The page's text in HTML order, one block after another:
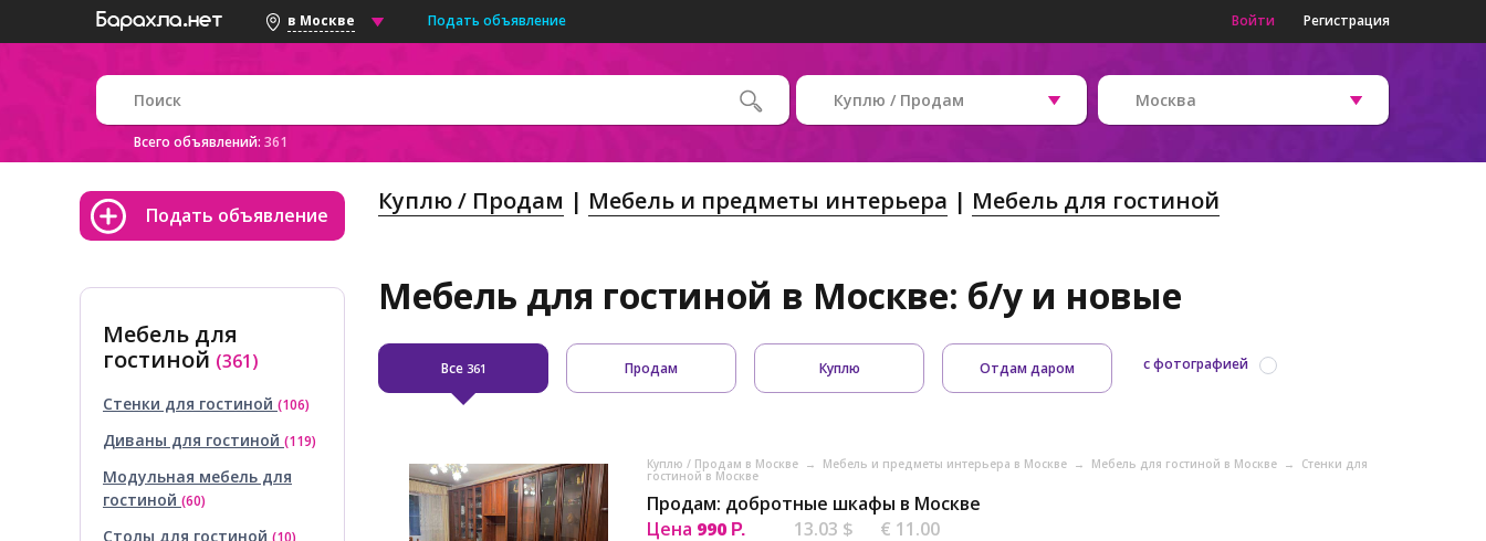
в Москве Подать объявление Войти Регистрация
Всего объявлений: 361
Куплю / Продам Москва
Подать объявление
Мебель для
гостиной (361)
Стенки для гостиной (106)
Диваны для гостиной (119)
Модульная мебель для
гостиной (60)
Столы для гостиной
Куплю / Продам Мебель и предметы интерьера Мебель для гостиной
Мебель для гостиной в Москве: б/у и новые
Все 361 Продам Куплю Отдам даром с фотографией
Куплю / Продам в Москве → Мебель и предметы интерьера в Москве → Мебель для гостиной в Москве → Стенки для
гостиной в Москве
Продам: добротные шкафы в Москве
Цена 990 Р. 13.03 $
€ 11.00